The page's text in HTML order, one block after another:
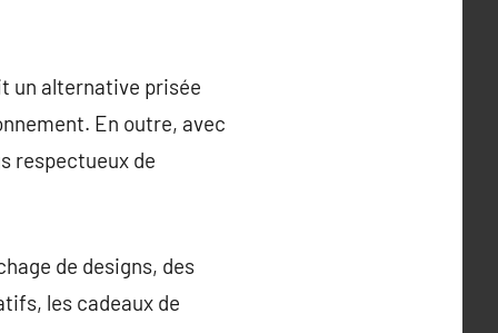
un alternative prisée
En outre, avec
respectueux de
de designs, des
les cadeaux de